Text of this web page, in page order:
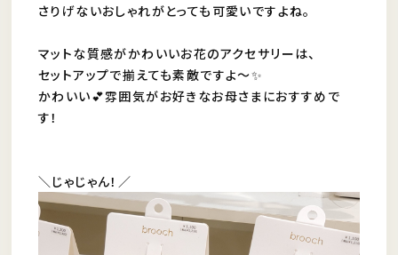
さりげないおしゃれがとっても可愛いですよね。
マットな質感がかわいいお花のアクセサリーは、
セットアップで揃えても素敵ですよ～✨
かわいい💕雰囲気がお好きなお母さまにおすすめで
す！
＼じゃじゃん！／